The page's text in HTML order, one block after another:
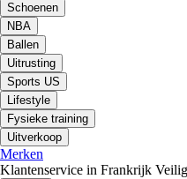
Schoenen
NBA
Ballen
Uitrusting
Sports US
Lifestyle
Fysieke training
Uitverkoop
Merken
Klantenservice in Frankrijk